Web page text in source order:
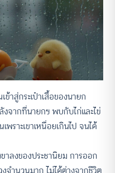
ข้าสู่กระเป๋าเสื้อของนายก
จากที่นายกฯ พบกับไก่และไข่
พราะเขาเหนื่อยเกินไป จนได้
าลงของประชานิยม การออก